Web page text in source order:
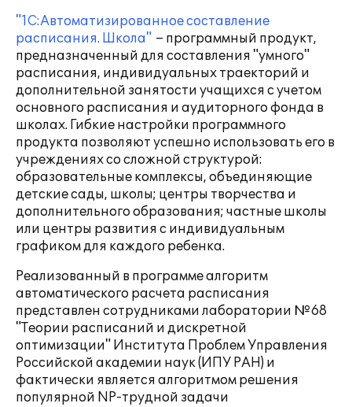
"1С:Автоматизированное составление
расписания. Школа" – программный продукт,
предназначенный для составления "умного"
расписания, индивидуальных траекторий и
дополнительной занятости учащихся с учетом
основного расписания и аудиторного фонда в
школах. Гибкие настройки программного
продукта позволяют успешно использовать его в
учреждениях со сложной структурой:
образовательные комплексы, объединяющие
детские сады, школы; центры творчества и
дополнительного образования; частные школы
или центры развития с индивидуальным
графиком для каждого ребенка.
Реализованный в программе алгоритм
автоматического расчета расписания
представлен сотрудниками лаборатории №68
"Теории расписаний и дискретной
оптимизации" Института Проблем Управления
Российской академии наук (ИПУ РАН) и
фактически является алгоритмом решения
популярной NP-трудной задачи